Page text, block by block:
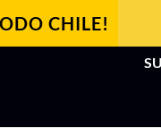
CHILE!